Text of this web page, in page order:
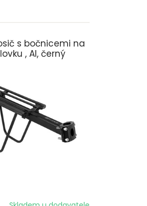
s bočnicemi na
, Al, černý